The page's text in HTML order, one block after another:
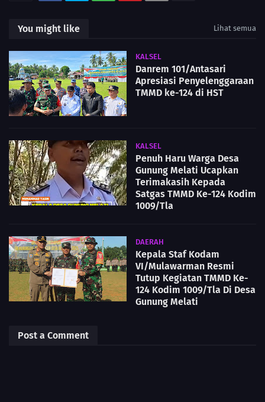
You might like Lihat semua
KALSEL
Danrem 101/Antasari
Apresiasi Penyelenggaraan
TMMD ke-124 di HST
KALSEL
Penuh Haru Warga Desa
Gunung Melati Ucapkan
Terimakasih Kepada
Satgas TMMD Ke-124 Kodim
1009/Tla
DAERAH
Kepala Staf Kodam
VI/Mulawarman Resmi
Tutup Kegiatan TMMD Ke-
124 Kodim 1009/Tla Di Desa
Gunung Melati
Post a Comment